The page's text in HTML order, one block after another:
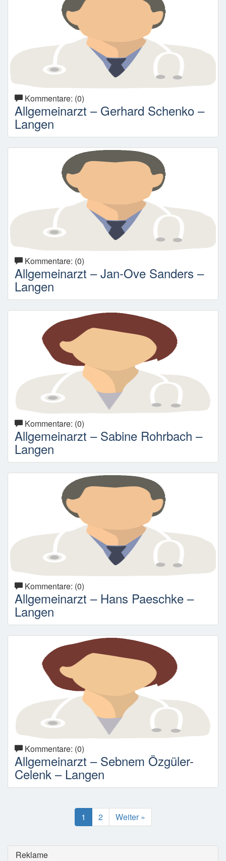
Kommentare: (0)
Allgemeinarzt – Gerhard Schenko –
Langen
Kommentare: (0)
Allgemeinarzt – Jan-Ove Sanders –
Langen
Kommentare: (0)
Allgemeinarzt – Sabine Rohrbach –
Langen
Kommentare: (0)
Allgemeinarzt – Hans Paeschke –
Langen
Kommentare: (0)
Allgemeinarzt – Sebnem Özgüler-
Celenk – Langen
1 2 Weiter »
Reklame